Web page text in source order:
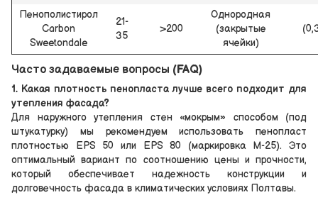
Пенополистирол
Carbon
Sweetondale
21-
35
>200
Однородная
(закрытые
ячейки)
Часто задаваемые вопросы (FAQ)
1. Какая плотность пенопласта лучше всего подходит для
утепления фасада?
Для наружного утепления стен «мокрым» способом (под
штукатурку) мы рекомендуем использовать пенопласт
плотностью EPS 50 или EPS 80 (маркировка М-25). Это
оптимальный вариант по соотношению цены и прочности,
который обеспечивает надежность конструкции и
долговечность фасада в климатических условиях Полтавы.